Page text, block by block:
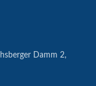
Damm 2,